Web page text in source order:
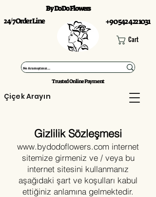
24/7 Order Line +90 542 422 1031
By DoDo Flowers
Cart
Çiçek Arayın
Trusted Online Payment
Gizlilik Sözleşmesi
www.bydodoflowers.com internet
sitemize girmeniz ve / veya bu
internet sitesini kullanmanız
aşağıdaki şart ve koşulları kabul
ettiğiniz anlamına gelmektedir.